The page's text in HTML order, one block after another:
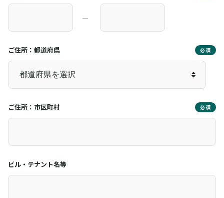
―
ご住所：都道府県 必須
ご住所：市区町村 必須
ビル・テナント名等